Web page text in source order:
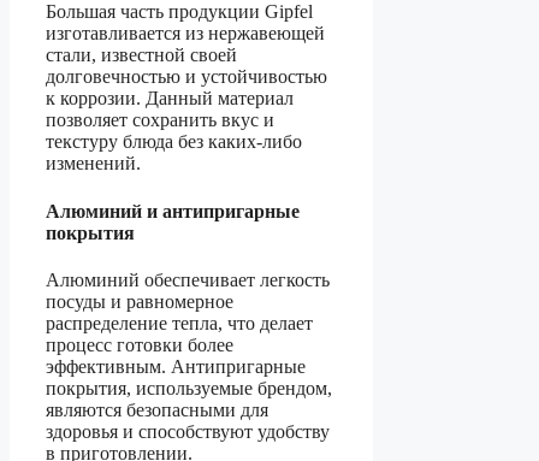
Большая часть продукции Gipfel
изготавливается из нержавеющей
стали, известной своей
долговечностью и устойчивостью
к коррозии. Данный материал
позволяет сохранить вкус и
текстуру блюда без каких-либо
изменений.
Алюминий и антипригарные
покрытия
Алюминий обеспечивает легкость
посуды и равномерное
распределение тепла, что делает
процесс готовки более
эффективным. Антипригарные
покрытия, используемые брендом,
являются безопасными для
здоровья и способствуют удобству
в приготовлении.